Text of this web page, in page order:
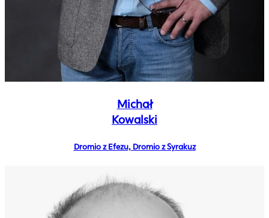
Michał
Kowalski
Dromio z Efezu, Dromio z Syrakuz